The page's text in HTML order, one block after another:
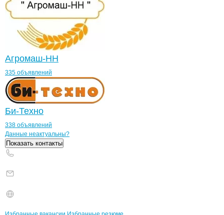
Агромаш-НН
335 объявлений
Би-Техно
338 объявлений
Контактыкомпании
+7(800)000-00-..
Данные неактуальны?
Показать контакты